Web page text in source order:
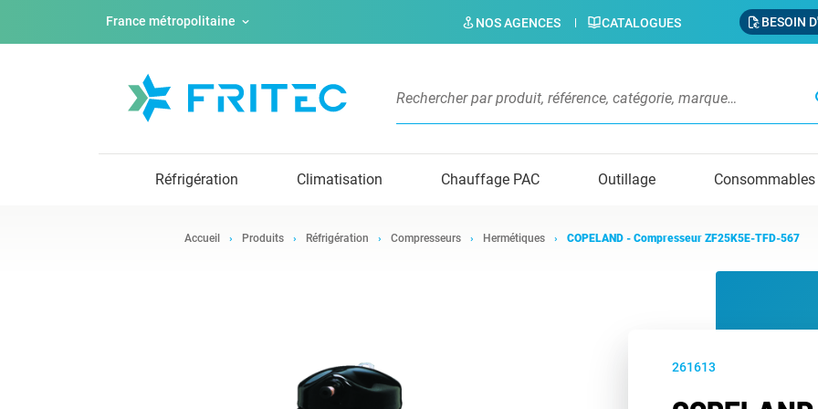
France métropolitaine NOS AGENCES CATALOGUES BESOIN
Réfrigération Climatisation Chauffage PAC Outillage Consommables
Accueil Produits Réfrigération Compresseurs Hermétiques COPELAND - Compresseur ZF25K5E-TFD-567
261613